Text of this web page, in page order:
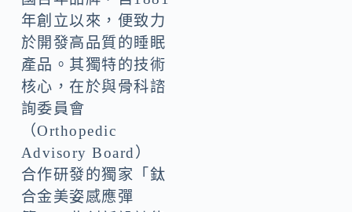
年創立以來，便致力
於開發高品質的睡眠
產品。其獨特的技術
核心，在於與骨科諮
詢委員會
（Orthopedic
Advisory Board）
合作研發的獨家「鈦
合金美姿感應彈